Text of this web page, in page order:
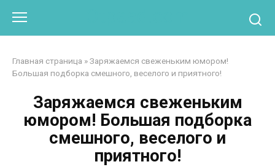
контенту
Главная страница »Заряжаемся свеженьким юмором!
Большая подборка смешного, веселого и приятного!
Заряжаемся свеженьким
юмором! Большая подборка
смешного, веселого и
приятного!